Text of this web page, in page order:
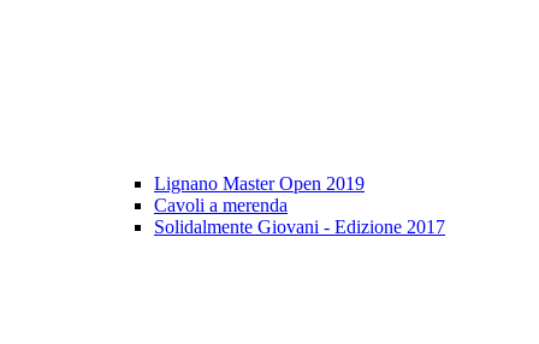
Lignano Master Open 2019
Cavoli a merenda
Solidalmente Giovani - Edizione 2017